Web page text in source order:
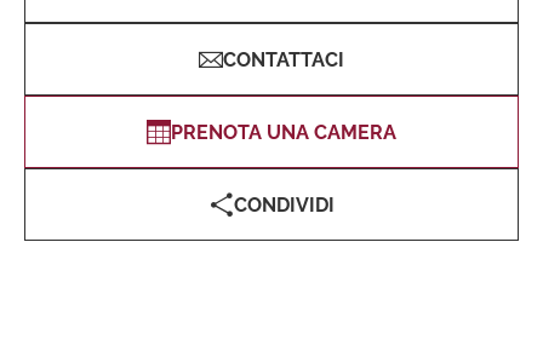
CONTATTACI
PRENOTA UNA CAMERA
CONDIVIDI